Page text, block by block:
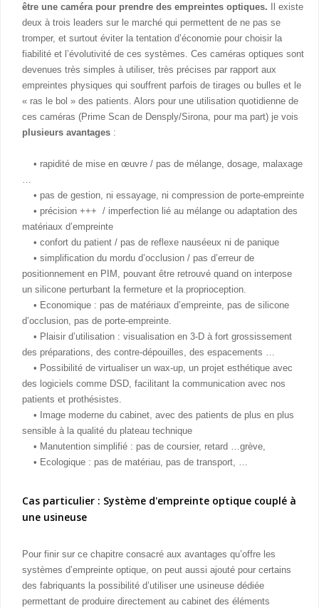
être une caméra pour prendre des empreintes optiques. Il existe
deux à trois leaders sur le marché qui permettent de ne pas se
tromper, et surtout éviter la tentation d’économie pour choisir la
fiabilité et l’évolutivité de ces systèmes. Ces caméras optiques sont
devenues très simples à utiliser, très précises par rapport aux
empreintes physiques qui souffrent parfois de tirages ou bulles et le
« ras le bol » des patients. Alors pour une utilisation quotidienne de
ces caméras (Prime Scan de Densply/Sirona, pour ma part) je vois
plusieurs avantages :
• rapidité de mise en œuvre / pas de mélange, dosage, malaxage
• pas de gestion, ni essayage, ni compression de porte-empreinte
• précision +++ / imperfection lié au mélange ou adaptation des
matériaux d’empreinte
• confort du patient / pas de reflexe nauséeux ni de panique
• simplification du mordu d’occlusion / pas d’erreur de
positionnement en PIM, pouvant être retrouvé quand on interpose
un silicone perturbant la fermeture et la proprioception.
• Economique : pas de matériaux d’empreinte, pas de silicone
d’occlusion, pas de porte-empreinte.
• Plaisir d’utilisation : visualisation en 3-D à fort grossissement
des préparations, des contre-dépouilles, des espacements …
• Possibilité de virtualiser un wax-up, un projet esthétique avec
des logiciels comme DSD, facilitant la communication avec nos
patients et prothésistes.
• Image moderne du cabinet, avec des patients de plus en plus
sensible à la qualité du plateau technique
• Manutention simplifié : pas de coursier, retard …grève,
• Ecologique : pas de matériau, pas de transport, …
Cas particulier : Système d'empreinte optique couplé à
une usineuse
Pour finir sur ce chapitre consacré aux avantages qu’offre les
systèmes d’empreinte optique, on peut aussi ajouté pour certains
des fabriquants la possibilité d’utiliser une usineuse dédiée
permettant de produire directement au cabinet des éléments